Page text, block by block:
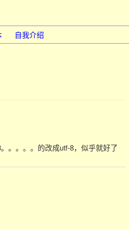
自我介绍
。。。。的改成utf-8，似乎就好了